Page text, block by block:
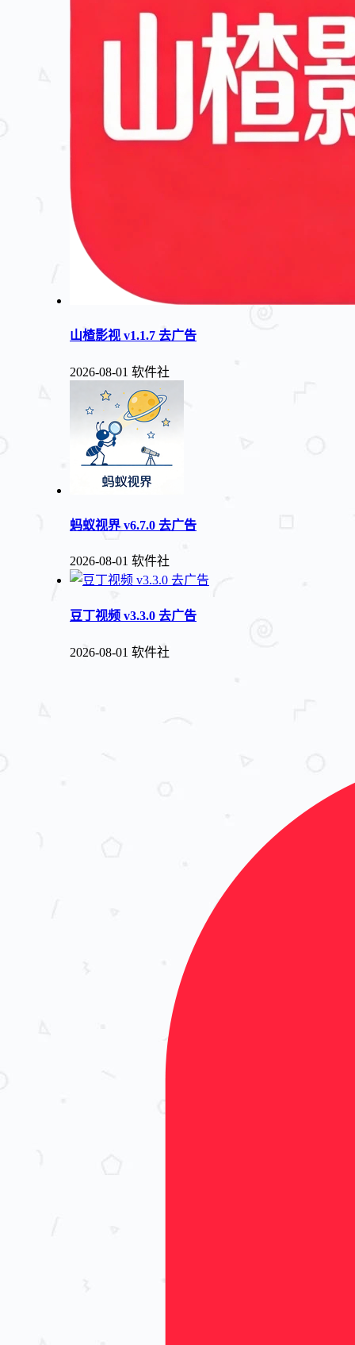
山楂影视 v1.1.7 去广告
2026-08-01 软件社
蚂蚁视界 v6.7.0 去广告
2026-08-01 软件社
豆丁视频 v3.3.0 去广告
2026-08-01 软件社